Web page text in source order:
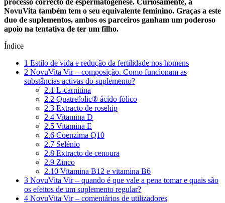
NovuVita também tem o seu equivalente feminino. Graças a este
duo de suplementos, ambos os parceiros ganham um poderoso
apoio na tentativa de ter um filho.
Índice
1 Estilo de vida e redução da fertilidade nos homens
2 NovuVita Vir – composição. Como funcionam as
substâncias activas do suplemento?
2.1 L-carnitina
2.2 Quatrefolic® ácido fólico
2.3 Extracto de rosehip
2.4 Vitamina D
2.5 Vitamina E
2.6 Coenzima Q10
2.7 Selénio
2.8 Extracto de cenoura
2.9 Zinco
2.10 Vitamina B12 e vitamina B6
3 NovuVita Vir – quando é que vale a pena tomar e quais são
os efeitos de um suplemento regular?
4 NovuVita Vir – comentários de utilizadores